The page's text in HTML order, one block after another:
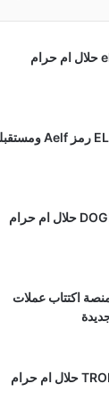
اكتتاب عملات